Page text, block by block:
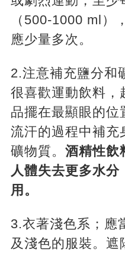
（500-1000 ml）
應少量多次。
2.注意補充鹽分和
很喜歡運動飲料，
品擺在最顯眼的位
流汗的過程中補充
礦物質。 酒精性飲
人體失去更多水分
用。
3.衣著淺色系；應
及淺色的服裝。遮